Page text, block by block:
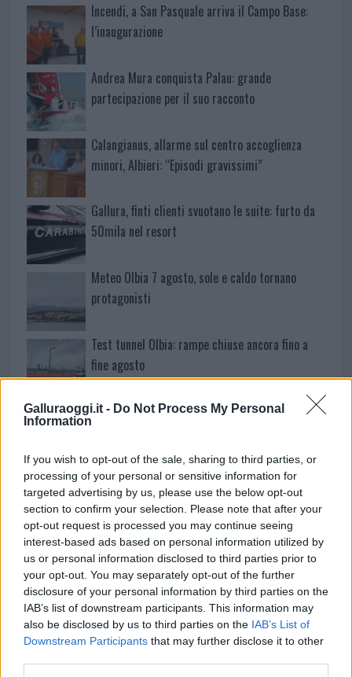
Galluraoggi.it - Do Not Process My Personal
Information
If you wish to opt-out of the sale, sharing to third parties, or
processing of your personal or sensitive information for
targeted advertising by us, please use the below opt-out
section to confirm your selection. Please note that after your
opt-out request is processed you may continue seeing
interest-based ads based on personal information utilized by
us or personal information disclosed to third parties prior to
your opt-out. You may separately opt-out of the further
disclosure of your personal information by third parties on the
IAB’s list of downstream participants. This information may
also be disclosed by us to third parties on the IAB’s List of
Downstream Participants that may further disclose it to other
Incendi, a San Pasquale arriva il Campo Base:
l’inaugurazione
Andrea Mura conquista Palau: grande
partecipazione per il suo racconto
Calangianus, allarme sul centro accoglienza
minori, Albieri: “Episodi gravissimi”
Gallura, finti clienti svuotano le suite: furto da
50mila nel resort
Meteo Olbia 7 agosto, sole e caldo tornano
protagonisti
Test tunnel Olbia: rampe chiuse ancora fino a
fine agosto
Aggius conquista la classifica delle mete più
amate dell’estate 2026
NECROLOGIE